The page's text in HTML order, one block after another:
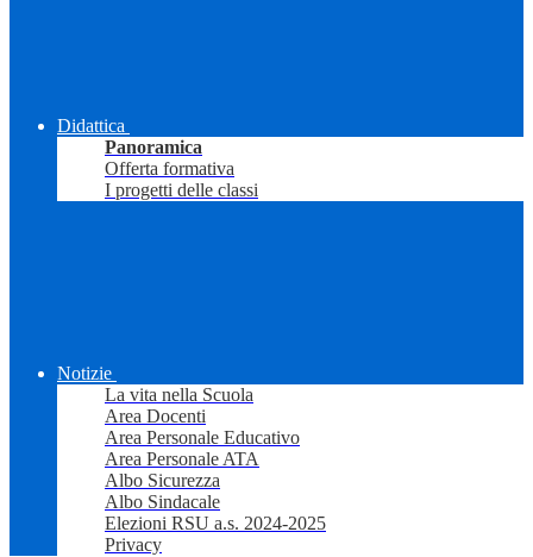
Didattica
Panoramica
Offerta formativa
I progetti delle classi
Notizie
La vita nella Scuola
Area Docenti
Area Personale Educativo
Area Personale ATA
Albo Sicurezza
Albo Sindacale
Elezioni RSU a.s. 2024-2025
Privacy